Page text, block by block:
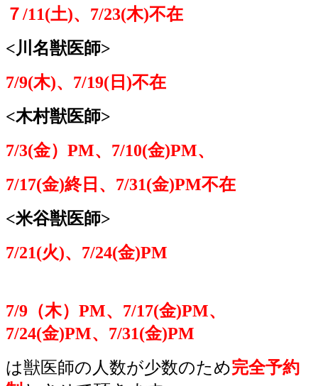
７/11(土)、7/23(木)不在
<川名獣医師>
7/9(木)、7/19(日)不在
<木村獣医師>
7/3(金）PM、7/10(金)PM、
7/17(金)終日、7/31(金)PM不在
<米谷獣医師>
7/21(火)、7/24(金)PM
7/9 （木）PM、7/17(金)PM、
7/24(金)PM、7/31(金)PM
は獣医師の人数が少数のため完全予約